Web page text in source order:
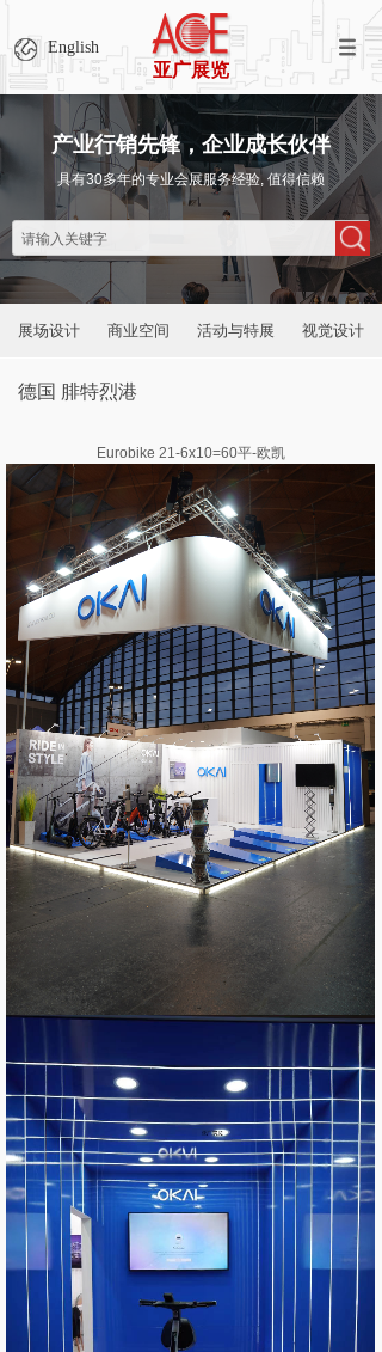
亚广展览
English
具有30多年的专业会展服务经验, 值得信赖
产业行销先锋，企业成长伙伴
展场设计 商业空间 活动与特展 视觉设计
德国 腓特烈港
Eurobike 21-6x10=60平-欧凯